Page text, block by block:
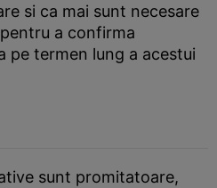
si ca mai sunt necesare
a confirma
pe termen lung a acestui
sunt promitatoare,